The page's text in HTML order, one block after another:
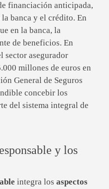
financiación anticipada,
banca y el crédito. En
en la banca, la
de beneficios. En
sector asegurador
millones de euros en
General de Seguros
concebir los
del sistema integral de
y los
integra los aspectos